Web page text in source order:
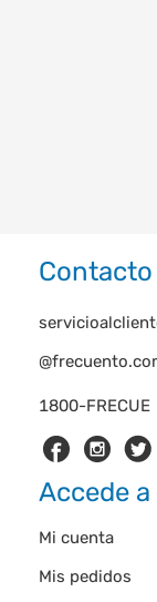
Contacto
1800-FRECUE
Accede a
Mi cuenta
Mis pedidos